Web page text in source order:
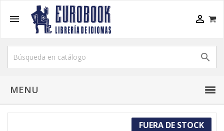
 

MENU
FUERA DE STOCK